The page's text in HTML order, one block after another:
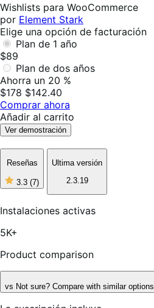
útil
Wishlists para WooCommerce
por Element Stark
Elige una opción de facturación
Plan de 1 año
$89
Plan de dos años
Ahorra un 20 %
$178 $142.40
Comprar ahora
Añadir al carrito
Ver demostración
Reseñas
3.3 (7)
3
5
estrellas,
Ultima versión
2.3.19
Instalaciones activas
5K+
Product comparison
vs Not sure? Compare with similar options